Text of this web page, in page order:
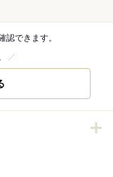
認できます。